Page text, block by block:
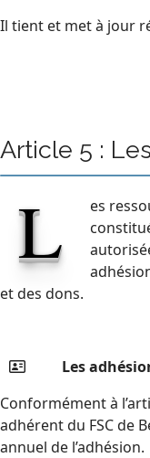
Il tient et met à jour
Article 5 :
L
es
et des dons.
Les
Conformément à
adhérent du FSC de
annuel de l’adhésion.